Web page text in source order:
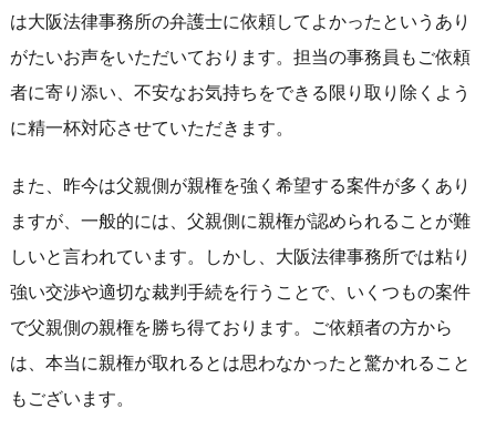
は大阪法律事務所の弁護士に依頼してよかったというあり
がたいお声をいただいております。担当の事務員もご依頼
者に寄り添い、不安なお気持ちをできる限り取り除くよう
に精一杯対応させていただきます。
また、昨今は父親側が親権を強く希望する案件が多くあり
ますが、一般的には、父親側に親権が認められることが難
しいと言われています。しかし、大阪法律事務所では粘り
強い交渉や適切な裁判手続を行うことで、いくつもの案件
で父親側の親権を勝ち得ております。ご依頼者の方から
は、本当に親権が取れるとは思わなかったと驚かれること
もございます。